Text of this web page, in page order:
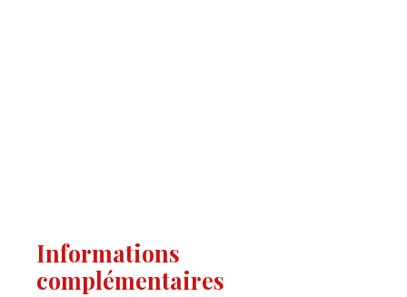
Informations
complémentaires